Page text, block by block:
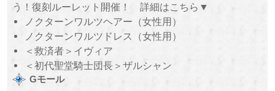
う！復刻ルーレット開催！ 詳細はこちら▼
ノクターンワルツヘアー（女性用）
ノクターンワルツドレス（女性用）
＜救済者＞イヴィア
＜初代聖堂騎士団長＞ザルシャン
Gモール